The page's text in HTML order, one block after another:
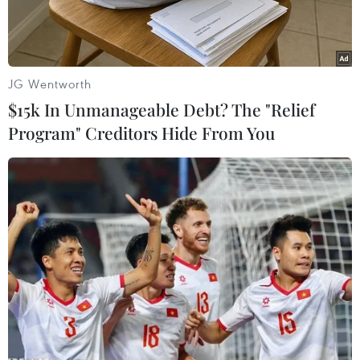
Tàu thủy di chuyển ở eo biển Hormuz, ngoài khơi tỉnh
Musandam của Oman, ngày 12/4. (Ảnh: REUTERS/TTXVN)
Ngày 15/6, hãng thông tấn Mehr của Iran đã tiết
lộ một số thông tin có trong dự thảo Biên bản
ghi nhớ (MoU) 14 điểm sắp được ký kết giữa
Iran và Mỹ. Đáng chú ý, chương trình tên lửa
của Iran đã được đưa ra khỏi nội dung đàm
JG Wentworth
$15k In Unmanageable Debt? The "Relief
Program" Creditors Hide From You